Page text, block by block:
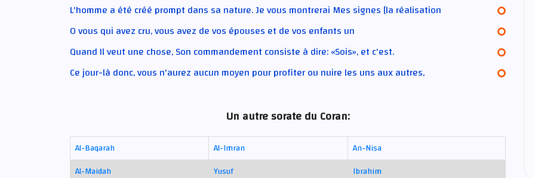
L'homme a été créé prompt dans sa nature. Je vous montrerai Mes signes [la réalisation
O vous qui avez cru, vous avez de vos épouses et de vos enfants un
Quand Il veut une chose, Son commandement consiste à dire: «Sois», et c'est.
Ce jour-là donc, vous n'aurez aucun moyen pour profiter ou nuire les uns aux autres,
Un autre sorate du Coran:
Al-Baqarah Al-Imran
An-Nisa
Al-Maidah
Yusuf
Ibrahim